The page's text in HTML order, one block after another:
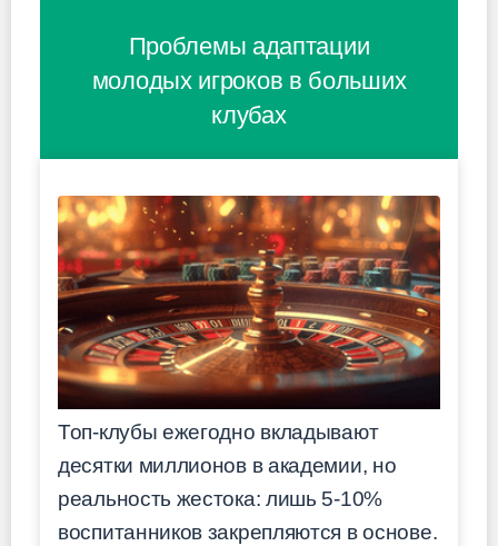
Проблемы адаптации
молодых игроков в больших
клубах
Топ-клубы ежегодно вкладывают
десятки миллионов в академии, но
реальность жестока: лишь 5-10%
воспитанников закрепляются в основе.